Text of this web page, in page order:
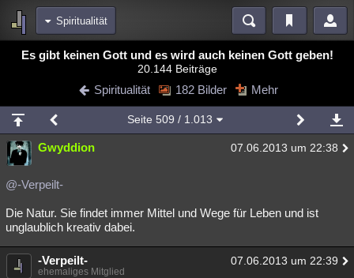
Spiritualität
Bereiche
Diskussionen Blogs Videos
Chat Wiki Neuigkeiten
meine Rubriken
Menschen Wissenschaft Mystery Kriminalfälle
Spiritualität
Natur Umfragen Unterhaltung
weitere Rubriken
Philosophie Literatur
Es gibt keinen Gott und es wird auch keinen Gott geben!
20.144 Beiträge
Spiritualität 182 Bilder Mehr
Seite 509 / 1.013
Gwyddion 07.06.2013 um 22:38
@-Verpeilt-
Die Natur. Sie findet immer Mittel und Wege für Leben und ist
unglaublich kreativ dabei.
-Verpeilt- 07.06.2013 um 22:39
ehemaliges Mitglied